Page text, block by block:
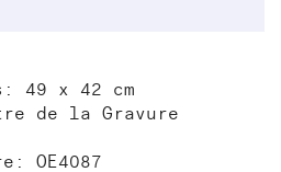
49 x 42 cm
de la Gravure
OE4087